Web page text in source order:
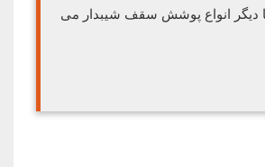
دیگر انواع پوشش سقف شیبدار می